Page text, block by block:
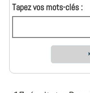
Tapez vos mots-clés :